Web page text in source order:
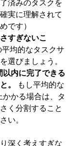
了済みのタスクを
実に理解されて
です）
すぎないこ
均的なタスクサ
選びましょう。
以内に完了できる
。
もし平均的な
かかる場合は、タ
く分割すること
い。
深く考えすぎな